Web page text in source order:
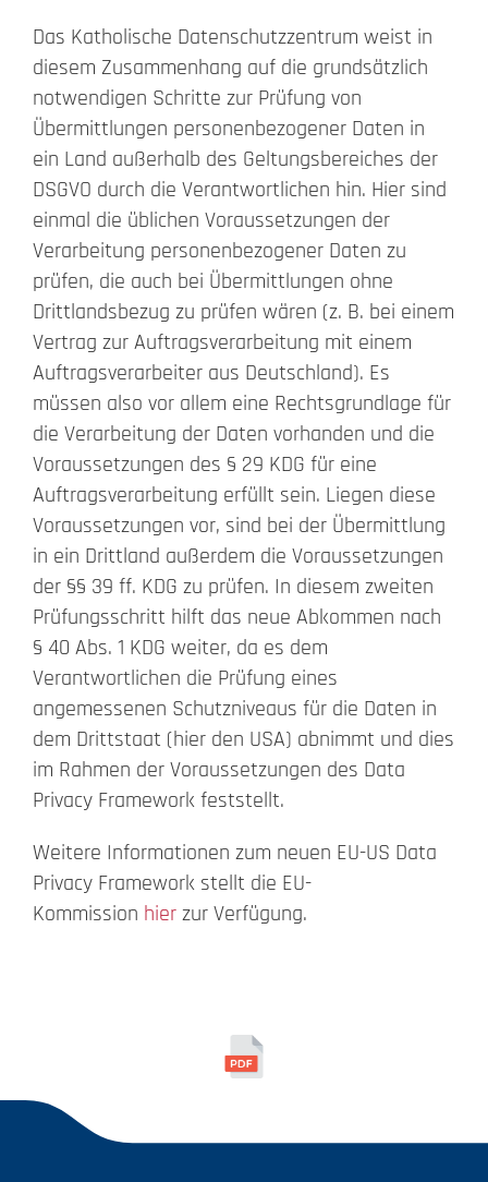
Das Katholische Datenschutzzentrum weist in
diesem Zusammenhang auf die grundsätzlich
notwendigen Schritte zur Prüfung von
Übermittlungen personenbezogener Daten in
ein Land außerhalb des Geltungsbereiches der
DSGVO durch die Verantwortlichen hin. Hier sind
einmal die üblichen Voraussetzungen der
Verarbeitung personenbezogener Daten zu
prüfen, die auch bei Übermittlungen ohne
Drittlandsbezug zu prüfen wären (z. B. bei einem
Vertrag zur Auftragsverarbeitung mit einem
Auftragsverarbeiter aus Deutschland). Es
müssen also vor allem eine Rechtsgrundlage für
die Verarbeitung der Daten vorhanden und die
Voraussetzungen des § 29 KDG für eine
Auftragsverarbeitung erfüllt sein. Liegen diese
Voraussetzungen vor, sind bei der Übermittlung
in ein Drittland außerdem die Voraussetzungen
der §§ 39 ff. KDG zu prüfen. In diesem zweiten
Prüfungsschritt hilft das neue Abkommen nach
§ 40 Abs. 1 KDG weiter, da es dem
Verantwortlichen die Prüfung eines
angemessenen Schutzniveaus für die Daten in
dem Drittstaat (hier den USA) abnimmt und dies
im Rahmen der Voraussetzungen des Data
Privacy Framework feststellt.
Weitere Informationen zum neuen EU-US Data
Privacy Framework stellt die EU-
Kommission hierzur Verfügung.